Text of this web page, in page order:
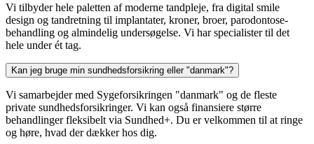
Vi tilbyder hele paletten af moderne tandpleje, fra digital smile
design og tandretning til implantater, kroner, broer, parodontose-
behandling og almindelig undersøgelse. Vi har specialister til det
hele under ét tag.
Kan jeg bruge min sundhedsforsikring eller "danmark"?
Vi samarbejder med Sygeforsikringen "danmark" og de fleste
private sundhedsforsikringer. Vi kan også finansiere større
behandlinger fleksibelt via Sundhed+. Du er velkommen til at ringe
og høre, hvad der dækker hos dig.